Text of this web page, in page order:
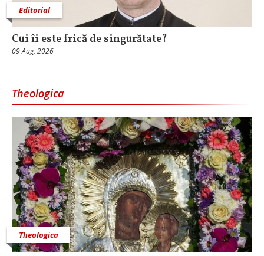
Editorial
Cui îi este frică de singurătate?
09 Aug, 2026
Theologica
Theologica